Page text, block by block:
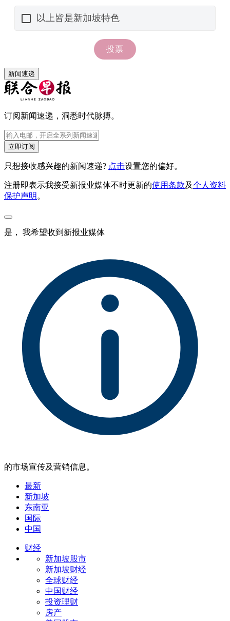
新闻速递
订阅新闻速递，洞悉时代脉搏。
立即订阅
只想接收感兴趣的新闻速递? 点击设置您的偏好。
注册即表示我接受新报业媒体不时更新的使用条款及个人资料
保护声明 。
是， 我希望收到新报业媒体
的市场宣传及营销信息。
最新
新加坡
东南亚
国际
中国
财经
新加坡股市
新加坡财经
全球财经
中国财经
投资理财
房产